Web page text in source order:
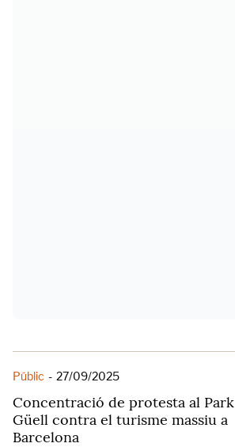
Públic - 27/09/2025
Concentració de protesta al Park
Güell contra el turisme massiu a
Barcelona